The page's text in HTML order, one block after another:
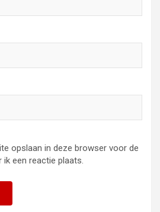
opslaan in deze browser voor de
ik een reactie plaats.